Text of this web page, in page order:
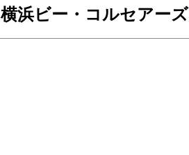
横浜ビー・コルセアーズ